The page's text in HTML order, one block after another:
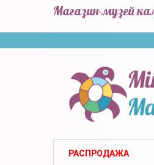
Магазин-музей
РАСПРОДАЖА